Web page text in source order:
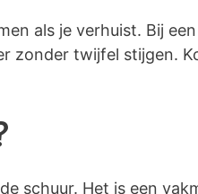
als je verhuist. Bij
zonder twijfel stijgen.
schuur. Het is een